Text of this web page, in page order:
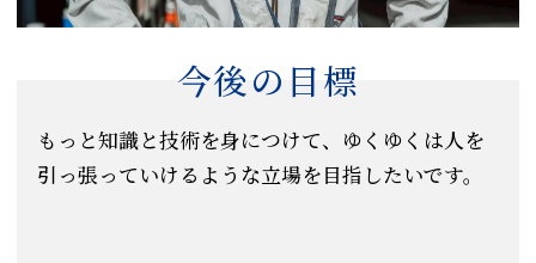
今後の目標
もっと知識と技術を身につけて、ゆくゆくは人を
引っ張っていけるような立場を目指したいです。